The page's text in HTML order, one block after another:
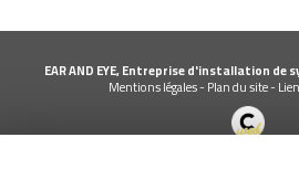
EAR AND EYE, Entreprise d'installation de
Mentions légales-Plan du site-